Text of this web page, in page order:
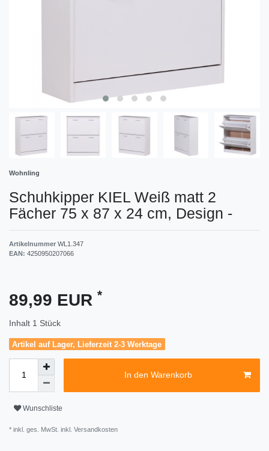
Wohnling
Schuhkipper KIEL Weiß matt 2
Fächer 75 x 87 x 24 cm, Design -
Artikelnummer WL1.347
EAN: 4250950207066
89,99 EUR *
Inhalt 1 Stück
Artikel auf Lager, Lieferzeit 2-3 Werktage
In den Warenkorb
Wunschliste
* inkl. ges. MwSt. inkl. Versandkosten